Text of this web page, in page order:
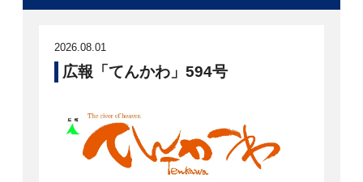
2026.08.01
広報「てんかわ」594号